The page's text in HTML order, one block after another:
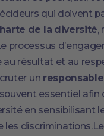
qui doivent
de la diversité,
processus
au résultat et au
un
souvent essentiel afin
en sensibilisant
discriminations.Le